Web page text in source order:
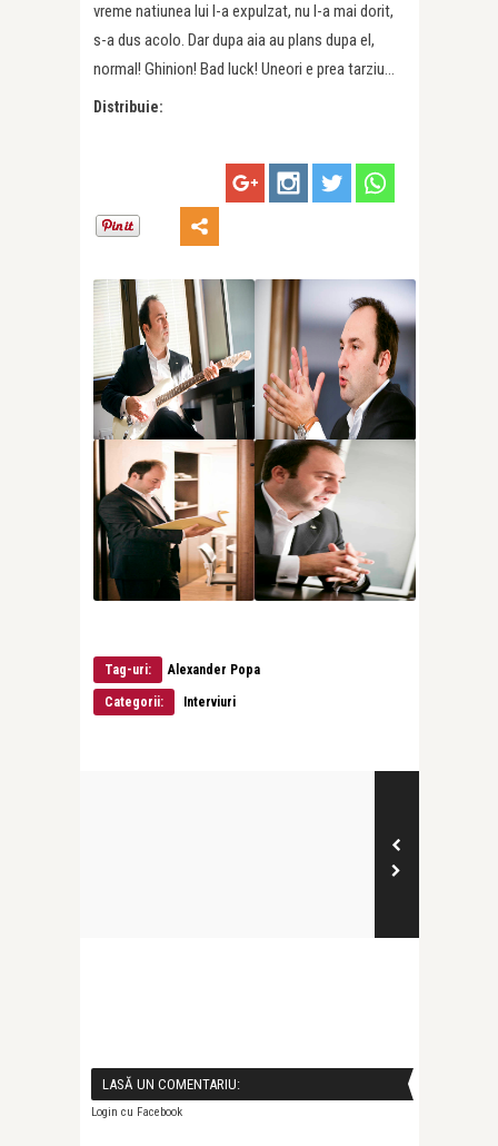
vreme natiunea lui l-a expulzat, nu l-a mai dorit,
s-a dus acolo. Dar dupa aia au plans dupa el,
normal! Ghinion! Bad luck! Uneori e prea tarziu…
Distribuie:
Tag-uri: Alexander Popa
Categorii: Interviuri
LASĂ UN COMENTARIU:
Login cu Facebook